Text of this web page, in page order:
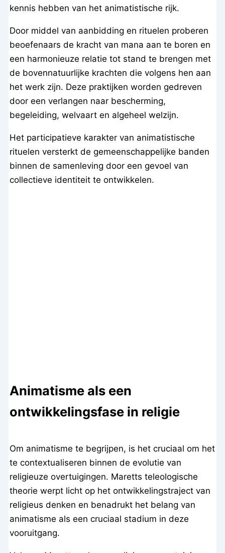
kennis hebben van het animatistische rijk.
Door middel van aanbidding en rituelen proberen
beoefenaars de kracht van mana aan te boren en
een harmonieuze relatie tot stand te brengen met
de bovennatuurlijke krachten die volgens hen aan
het werk zijn. Deze praktijken worden gedreven
door een verlangen naar bescherming,
begeleiding, welvaart en algeheel welzijn.
Het participatieve karakter van animatistische
rituelen versterkt de gemeenschappelijke banden
binnen de samenleving door een gevoel van
collectieve identiteit te ontwikkelen.
Animatisme als een
ontwikkelingsfase in religie
Om animatisme te begrijpen, is het cruciaal om het
te contextualiseren binnen de evolutie van
religieuze overtuigingen. Maretts teleologische
theorie werpt licht op het ontwikkelingstraject van
religieus denken en benadrukt het belang van
animatisme als een cruciaal stadium in deze
vooruitgang.